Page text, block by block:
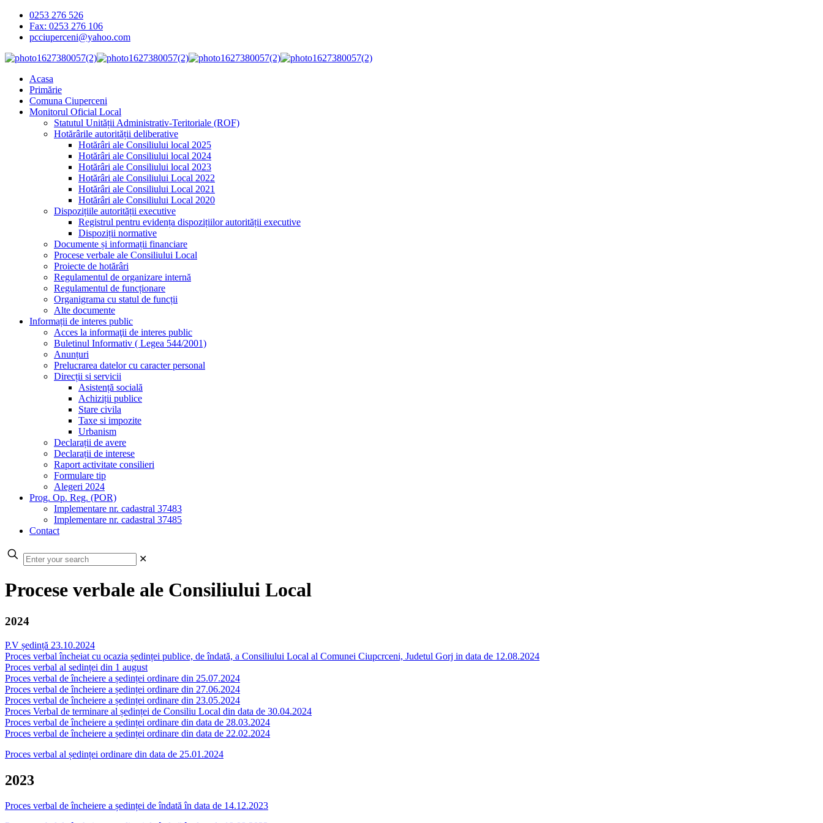
0253 276 526
Fax: 0253 276 106
pcciuperceni@yahoo.com
Acasa
Primărie
Comuna Ciuperceni
Monitorul Oficial Local
Statutul Unității Administrativ-Teritoriale (ROF)
Hotărârile autorității deliberative
Hotărâri ale Consiliului local 2025
Hotărâri ale Consiliului local 2024
Hotărâri ale Consiliului local 2023
Hotărâri ale Consiliului Local 2022
Hotărâri ale Consiliului Local 2021
Hotărâri ale Consiliului Local 2020
Dispozițiile autorității executive
Registrul pentru evidența dispozițiilor autorității executive
Dispoziții normative
Documente și informații financiare
Procese verbale ale Consiliului Local
Proiecte de hotărâri
Regulamentul de organizare internă
Regulamentul de funcționare
Organigrama cu statul de funcții
Alte documente
Informații de interes public
Acces la informaţii de interes public
Buletinul Informativ ( Legea 544/2001)
Anunțuri
Prelucrarea datelor cu caracter personal
Direcții si servicii
Asistență socială
Achiziții publice
Stare civila
Taxe si impozite
Urbanism
Declarații de avere
Declarații de interese
Raport activitate consilieri
Formulare tip
Alegeri 2024
Prog. Op. Reg. (POR)
Implementare nr. cadastral 37483
Implementare nr. cadastral 37485
Contact
✕
Procese verbale ale Consiliului Local
2024
P.V ședință 23.10.2024
Proces verbal încheiat cu ocazia ședinței publice, de îndată, a Consiliului Local al Comunei Ciupcrceni, Judetul Gorj in data de 12.08.2024
Proces verbal al sedinței din 1 august
Proces verbal de încheiere a ședinței ordinare din 25.07.2024
Proces verbal de încheiere a ședinței ordinare din 27.06.2024
Proces verbal de încheiere a ședinței ordinare din 23.05.2024
Proces Verbal de terminare al ședinței de Consiliu Local din data de 30.04.2024
Proces verbal de încheiere a ședinței ordinare din data de 28.03.2024
Proces verbal de încheiere a ședinței ordinare din data de 22.02.2024
Proces verbal al ședinței ordinare din data de 25.01.2024
2023
Proces verbal de încheiere a ședinței de îndată în data de 14.12.2023